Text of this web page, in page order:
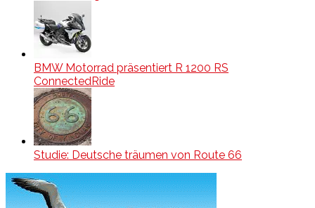
BMW Motorrad präsentiert R 1200 RS
ConnectedRide
Studie: Deutsche träumen von Route 66